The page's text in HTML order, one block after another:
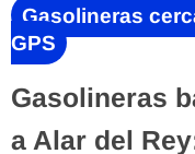
Gasolineras
GPS
Gasolineras
a Alar del